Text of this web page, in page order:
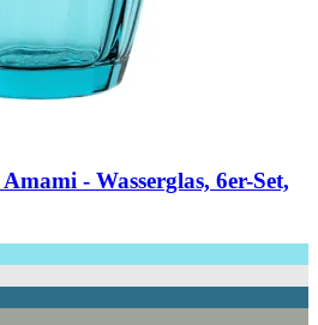
Amami -​ Wasserglas, 6er-​Set,